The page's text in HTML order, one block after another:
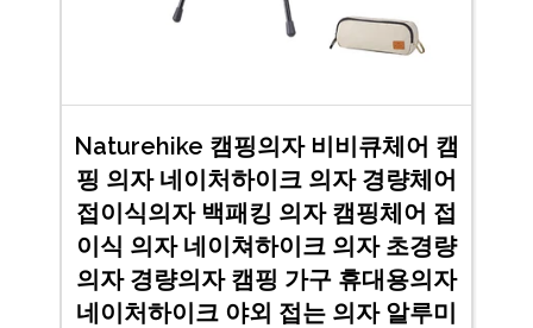
Naturehike 캠핑의자 비비큐체어 캠
핑 의자 네이처하이크 의자 경량체어
접이식의자 백패킹 의자 캠핑체어 접
이식 의자 네이쳐하이크 의자 초경량
의자 경량의자 캠핑 가구 휴대용의자
네이처하이크 야외 접는 의자 알루미